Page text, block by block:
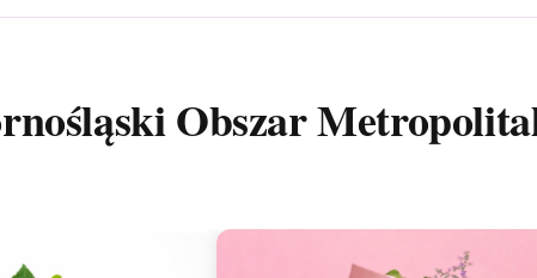
Obszar